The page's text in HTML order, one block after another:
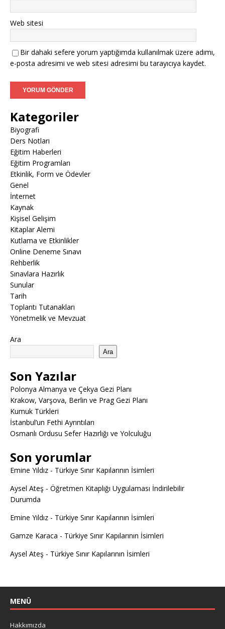
Web sitesi
Bir dahaki sefere yorum yaptığımda kullanılmak üzere adımı,
e-posta adresimi ve web sitesi adresimi bu tarayıcıya kaydet.
Kategoriler
Biyografi
Ders Notları
Eğitim Haberleri
Eğitim Programları
Etkinlik, Form ve Ödevler
Genel
İnternet
Kaynak
Kişisel Gelişim
Kitaplar Alemi
Kutlama ve Etkinlikler
Online Deneme Sınavı
Rehberlik
Sınavlara Hazırlık
Sunular
Tarih
Toplantı Tutanakları
Yönetmelik ve Mevzuat
Ara
Ara
Son Yazılar
Polonya Almanya ve Çekya Gezi Planı
Krakow, Varşova, Berlin ve Prag Gezi Planı
Kumuk Türkleri
İstanbul’un Fethi Ayrıntıları
Osmanlı Ordusu Sefer Hazırlığı ve Yolculuğu
Son yorumlar
Emine Yıldız - Türkiye Sınır Kapılarının İsimleri
Aysel Ateş - Öğretmen Kitaplığı Uygulaması İndirilebilir
Durumda
Emine Yıldız - Türkiye Sınır Kapılarının İsimleri
Gamze Karaca - Türkiye Sınır Kapılarının İsimleri
Aysel Ateş - Türkiye Sınır Kapılarının İsimleri
MENÜ
Hakkımızda